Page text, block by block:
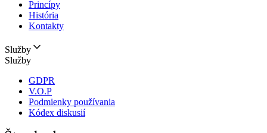
Princípy
História
Kontakty
Služby
Služby
GDPR
V.O.P
Podmienky používania
Kódex diskusií